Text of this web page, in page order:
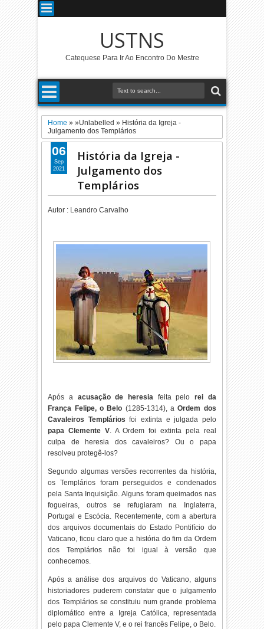
USTNS
Catequese Para Ir Ao Encontro Do Mestre
Home » »Unlabelled » História da Igreja -
Julgamento dos Templários
História da Igreja -
Julgamento dos
Templários
Autor : Leandro Carvalho
Após a acusação de heresiafeita pelo rei da
França Felipe, o Belo (1285-1314), aOrdem dos
Cavaleiros Templários foi extinta e julgada pelo
papa Clemente V. A Ordem foi extinta pela real
culpa de heresia dos cavaleiros? Ou o papa
resolveu protegê-los?
Segundo algumas versões recorrentes da história,
os Templários foram perseguidos e condenados
pela Santa Inquisição. Alguns foram queimados nas
fogueiras, outros se refugiaram na Inglaterra,
Portugal e Escócia. Recentemente, com a abertura
dos arquivos documentais do Estado Pontifício do
Vaticano, ficou claro que a história do fim da Ordem
dos Templários não foi igual à versão que
conhecemos.
Após a análise dos arquivos do Vaticano, alguns
historiadores puderem constatar que o julgamento
dos Templários se constituiu num grande problema
diplomático entre a Igreja Católica, representada
pelo papa Clemente V, e o rei francês Felipe, o Belo.
06
Sep
2021